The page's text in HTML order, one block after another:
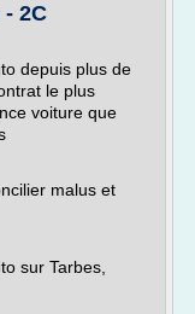
2C
depuis plus de
le plus
voiture que
malus et
sur Tarbes,